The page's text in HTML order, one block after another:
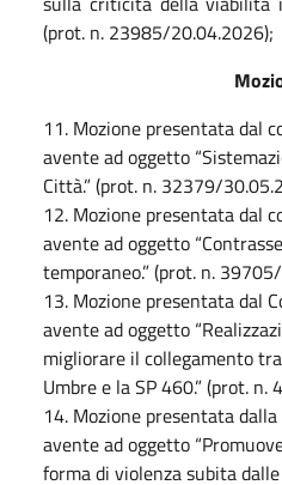
(prot. n. 23985/20.04.2026);
11. Mozione presentata dal
avente ad oggetto
Città.” (prot. n. 32379/
12. Mozione presentata dal
avente ad oggetto
temporaneo.” (prot. n.
13. Mozione presentata dal
avente ad oggetto
migliorare il collegamento
Umbre e la SP 460.” (prot.
14. Mozione presentata
avente ad oggetto
forma di violenza subita